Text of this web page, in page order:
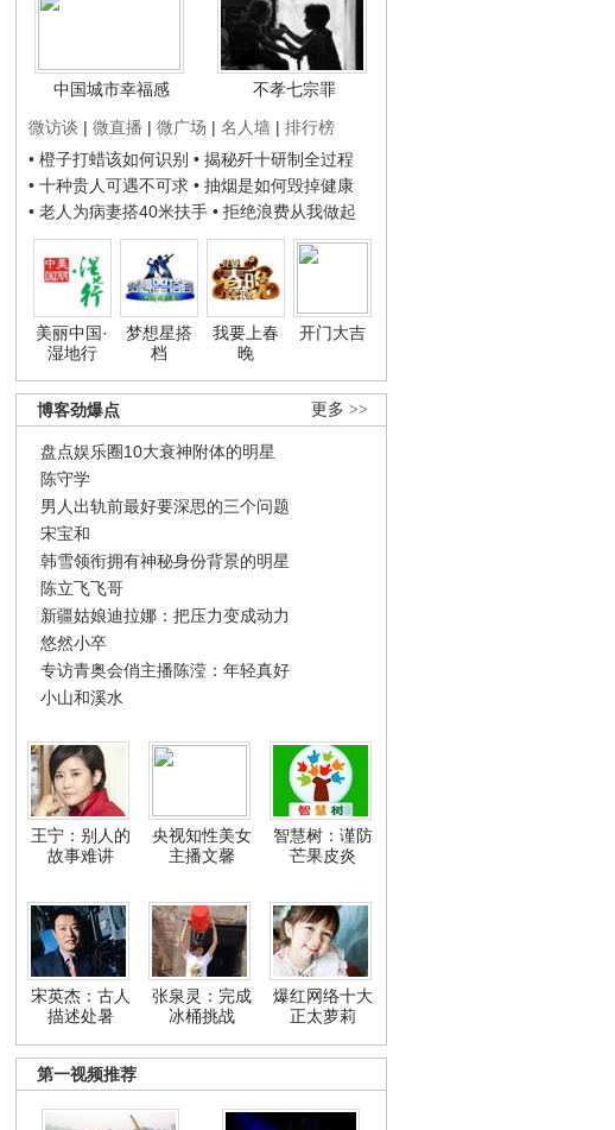
中国城市幸福感
不孝七宗罪
微访谈 | 微直播 | 微广场 | 名人墙 | 排行榜
• 橙子打蜡该如何识别 • 揭秘歼十研制全过程
• 十种贵人可遇不可求 • 抽烟是如何毁掉健康
• 老人为病妻搭40米扶手 • 拒绝浪费从我做起
美丽中国·
湿地行
梦想星搭
档
我要上春
晚
开门大吉
更多 >>
博客劲爆点
盘点娱乐圈10大衰神附体的明星
陈守学
男人出轨前最好要深思的三个问题
宋宝和
韩雪领衔拥有神秘身份背景的明星
陈立飞飞哥
新疆姑娘迪拉娜：把压力变成动力
悠然小卒
专访青奥会俏主播陈滢：年轻真好
小山和溪水
王宁：别人的
故事难讲
央视知性美女
主播文馨
智慧树：谨防
芒果皮炎
宋英杰：古人
描述处暑
张泉灵：完成
冰桶挑战
爆红网络十大
正太萝莉
第一视频推荐